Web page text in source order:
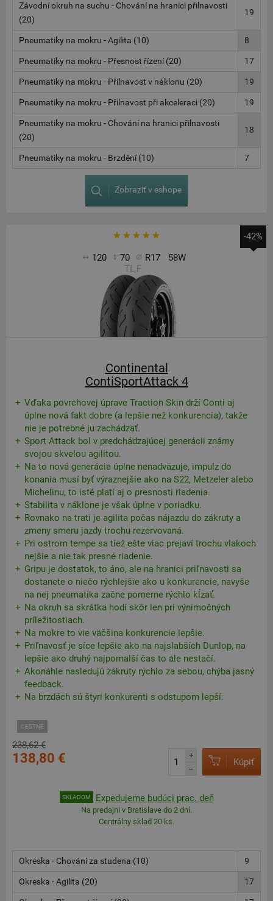
Závodní okruh na suchu - Chování na hranici přilnavosti
(20)
19
Pneumatiky na mokru - Agilita (10) 8
Pneumatiky na mokru - Přesnost řízení (20) 17
Pneumatiky na mokru - Přilnavost v náklonu (20) 19
Pneumatiky na mokru - Přilnavost při akceleraci (20) 19
Pneumatiky na mokru - Chování na hranici přilnavosti
(20)
18
Pneumatiky na mokru - Brzdění (10) 7
Zobraziť v eshope
120 70 R17
58W
TL,F
-42%
Continental
ContiSportAttack 4
Vďaka povrchovej úprave Traction Skin drží Conti aj
úplne nová fakt dobre (a lepšie než konkurencia), takže
nie je potrebné ju zachádzať.
Sport Attack bol v predchádzajúcej generácii známy
svojou skvelou agilitou.
Na to nová generácia úplne nenadväzuje, impulz do
konania musí byť výraznejšie ako na S22, Metzeler alebo
Michelinu, to isté platí aj o presnosti riadenia.
Stabilita v náklone je však úplne v poriadku.
Rovnako na trati je agilita počas nájazdu do zákruty a
zmeny smeru jazdy trochu rezervovaná.
Pri ostrom tempe sa tiež ešte viac prejaví trochu vlakoch
nejšie a nie tak presné riadenie.
Gripu je dostatok, to áno, ale na hranici priľnavosti sa
dostanete o niečo rýchlejšie ako u konkurencie, navyše
na nej pneumatika začne pomerne rýchlo kĺzať.
Na okruh sa skrátka hodí skôr len pri výnimočných
príležitostiach.
Na mokre to vie väčšina konkurencie lepšie.
Priľnavosť je síce lepšie ako na najslabších Dunlop, na
lepšie ako druhý najpomalší čas to ale nestačí.
Akonáhle nasledujú zákruty rýchlo za sebou, chýba jasný
feedback.
Na brzdách sú štyri konkurenti s odstupom lepší.
CESTNÉ
238,62 €
138,80 €
+
–
Kúpiť
SKLADOM Expedujeme budúci prac. deň
Na predajni v Bratislave do 2 dní.
Centrálny sklad 20 ks.
Okreska - Chování za studena (10) 9
Okreska - Agilita (20) 17